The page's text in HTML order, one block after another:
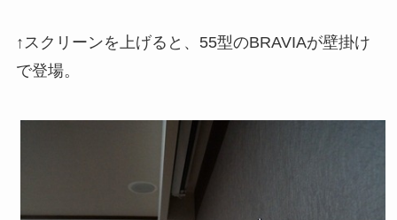
↑スクリーンを上げると、55型のBRAVIAが壁掛け
で登場。